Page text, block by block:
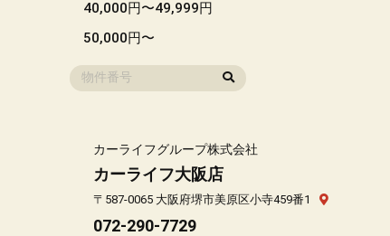
40,000円〜49,999円
50,000円〜
カーライフグループ株式会社
カーライフ大阪店
〒587-0065 大阪府堺市美原区小寺459番1
072-290-7729